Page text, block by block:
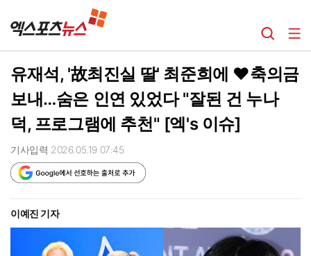
유재석, '故최진실 딸' 최준희에 ♥축의금
보내…숨은 인연 있었다 "잘된 건 누나
덕, 프로그램에 추천" [엑's 이슈]
기사입력 2026.05.19 07:45
이예진 기자